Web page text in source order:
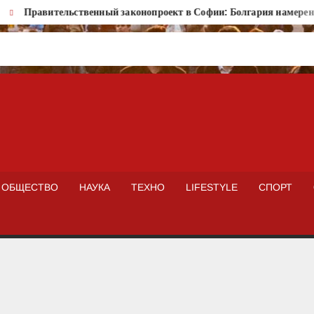
Правительственный законопроект в Софии: Болгария намерена
ОБЩЕСТВО НАУКА ТЕХНО LIFESTYLE СПОРТ